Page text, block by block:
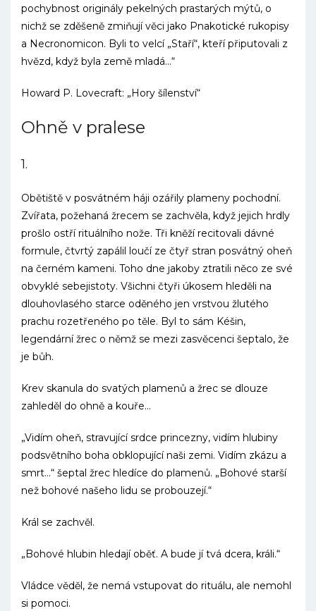
pochybnost originály pekelných prastarých mýtů, o
nichž se zděšeně zmiňují věci jako Pnakotické rukopisy
a Necronomicon. Byli to velcí „Staří“, kteří připutovali z
hvězd, když byla země mladá…“
Howard P. Lovecraft: „Hory šílenství“
Ohně v pralese
1.
Obětiště v posvátném háji ozářily plameny pochodní.
Zvířata, požehaná žrecem se zachvěla, když jejich hrdly
prošlo ostří rituálního nože. Tři kněží recitovali dávné
formule, čtvrtý zapálil loučí ze čtyř stran posvátný oheň
na černém kameni. Toho dne jakoby ztratili něco ze své
obvyklé sebejistoty. Všichni čtyři úkosem hleděli na
dlouhovlasého starce oděného jen vrstvou žlutého
prachu rozetřeného po těle. Byl to sám Kéšin,
legendární žrec o němž se mezi zasvěcenci šeptalo, že
je bůh.
Krev skanula do svatých plamenů a žrec se dlouze
zahleděl do ohně a kouře…
„Vidím oheň, stravující srdce princezny, vidím hlubiny
podsvětního boha obklopující naši zemi. Vidím zkázu a
smrt…“ šeptal žrec hledíce do plamenů. „Bohové starší
než bohové našeho lidu se probouzejí.“
Král se zachvěl.
„Bohové hlubin hledají oběť. A bude jí tvá dcera, králi.“
Vládce věděl, že nemá vstupovat do rituálu, ale nemohl
si pomoci.